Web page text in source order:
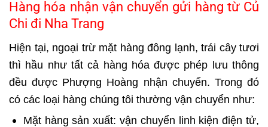
Hàng hóa nhận vận chuyển gửi hàng từ Củ
Chi đi Nha Trang
Hiện tại, ngoại trừ mặt hàng đông lạnh, trái cây tươi
thì hầu như tất cả hàng hóa được phép lưu thông
đều được Phượng Hoàng nhận chuyển. Trong đó
có các loại hàng chúng tôi thường vận chuyển như:
Mặt hàng sản xuất: vận chuyển linh kiện điện tử,